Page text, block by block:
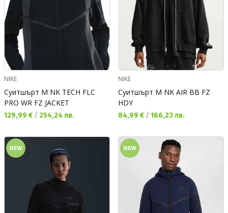
NIKE
Суитшърт M NK TECH FLC
PRO WR FZ JACKET
Текуща цена:
129,99 € / 254,24 лв.
NIKE
Суитшърт M NK AIR BB FZ
HDY
Текуща цена:
84,99 € / 166,23 лв.
NEW NEW